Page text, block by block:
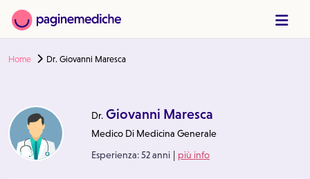
Home Dr. Giovanni Maresca
Dr. Giovanni Maresca
Medico Di Medicina Generale
Esperienza:52 anni | più info